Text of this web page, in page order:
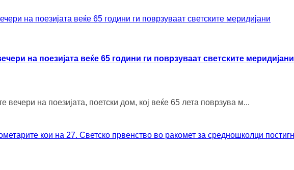
на поезијата веќе 65 години ги поврзуваат светските меридијани
на поезијата, поетски дом, кој веќе 65 лета поврзува м...